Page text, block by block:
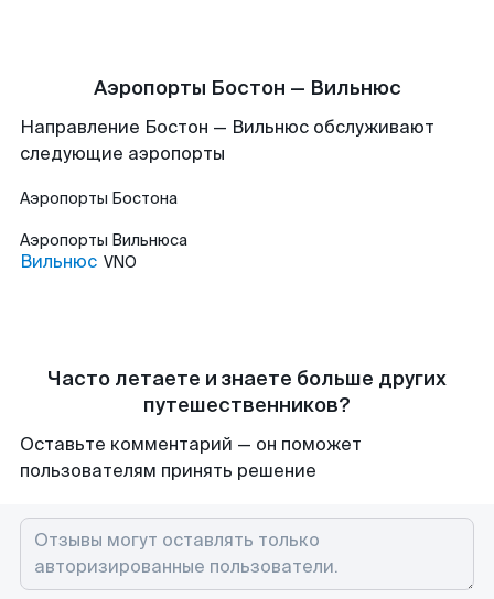
Аэропорты Бостон — Вильнюс
Направление Бостон — Вильнюс обслуживают
следующие аэропорты
Аэропорты Бостона
Аэропорты Вильнюса
Вильнюс VNO
Часто летаете и знаете больше других
путешественников?
Оставьте комментарий — он поможет
пользователям принять решение